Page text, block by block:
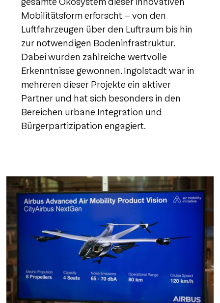
Mobilitätsform erforscht – von den
Luftfahrzeugen über den Luftraum bis hin
zur notwendigen Bodeninfrastruktur.
Dabei wurden zahlreiche wertvolle
Erkenntnisse gewonnen. Ingolstadt war in
mehreren dieser Projekte ein aktiver
Partner und hat sich besonders in den
Bereichen urbane Integration und
Bürgerpartizipation engagiert.